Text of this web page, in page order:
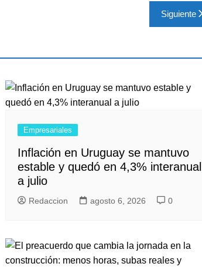
Siguiente
Empresariales
Inflación en Uruguay se mantuvo
estable y quedó en 4,3% interanual
a julio
Redaccion agosto 6, 2026 0